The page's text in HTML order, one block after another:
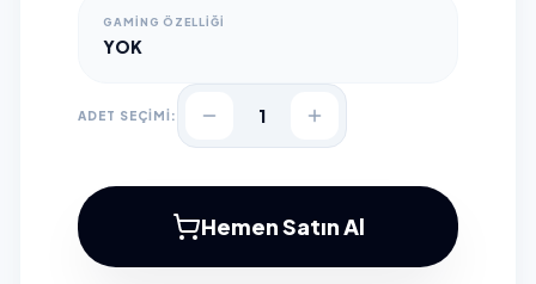
GAMING ÖZELLIĞI
YOK
ADET SEÇİMİ: 1
Hemen Satın Al